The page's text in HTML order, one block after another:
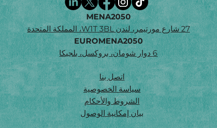
MENA2050
27 شارع مورتيمر، لندن W1T 3BL، المملكة المتحدة
EUROMENA2050
6 دوار شومان، بروكسل، بلجيكا
اتصل بنا
سياسة الخصوصية
الشروط والأحكام
بيان إمكانية الوصول